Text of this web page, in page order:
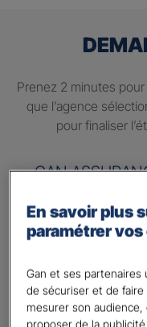
Prenez 2 minutes
que l’agence
pour finaliser
GAN
Information
Préparer ma
Percevoir un
retraite
En savoir plus
paramétrer
Gan et ses
de sécuriser et de
mesurer son
proposer de la